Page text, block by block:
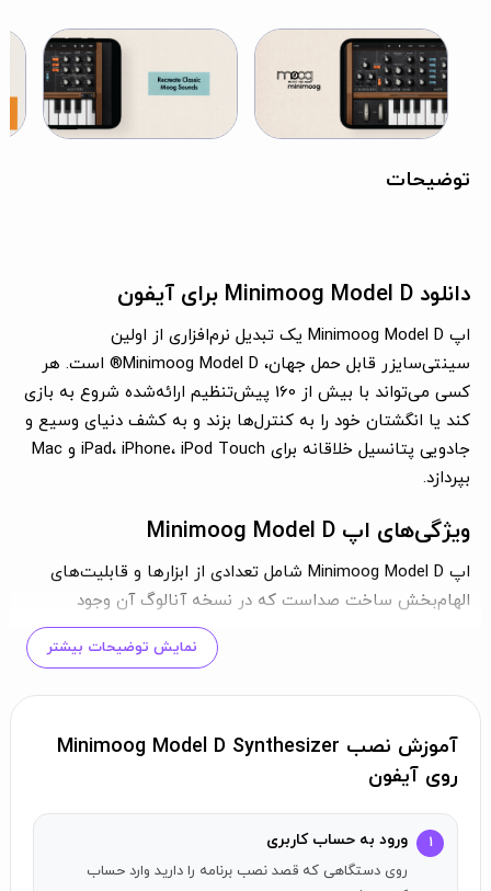
توضیحات
دانلود Minimoog Model D برای آیفون
اپ Minimoog Model D یک تبدیل نرم‌افزاری از اولین
سینتی‌سایزر قابل حمل جهان، Minimoog Model D® است. هر
کسی می‌تواند با بیش از 160 پیش‌تنظیم ارائه‌شده شروع به بازی
کند یا انگشتان خود را به کنترل‌ها بزند و به کشف دنیای وسیع و
جادویی پتانسیل خلاقانه برای iPad، iPhone، iPod Touch و Mac
بپردازد.
ویژگی‌های اپ Minimoog Model D
اپ Minimoog Model D شامل تعدادی از ابزارها و قابلیت‌های
الهام‌بخش ساخت صداست که در نسخه آنالوگ آن وجود
نداشت. عملکردهای جدید شامل امکان نواختن آکورد با حداکثر
چهار نت پلی‌فونی، یک آربِجیاتور آسان برای ایجاد الگوهای ریتم،
مدولاسیون زمان Bender است که دامنه وسیعی دارد.
تاریخچه‌ای کوتاه
عنوان نمونه‌ای برای همه کیبوردهای الکترونیکی که بعد از آن
نمایش توضیحات بیشتر
آموزش نصب Minimoog Model D Synthesizer
روی آیفون
۱ ورود به حساب کاربری
روی دستگاهی که قصد نصب برنامه را دارید وارد حساب